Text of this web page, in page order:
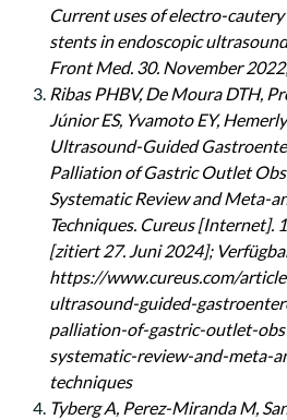
Current uses of electro-
stents in endoscopic
Front Med. 30. November
Ribas PHBV, De Moura DTH,
Júnior ES, Yvamoto EY,
Ultrasound-Guided
Palliation of Gastric Outlet
Systematic Review and Meta-
Techniques. Cureus [Internet].
[zitiert 27. Juni 2024];
https://www.cureus.com/
ultrasound-guided-
palliation-of-gastric-outlet-
systematic-review-and-meta-
techniques
Tyberg A, Perez-Miranda M,